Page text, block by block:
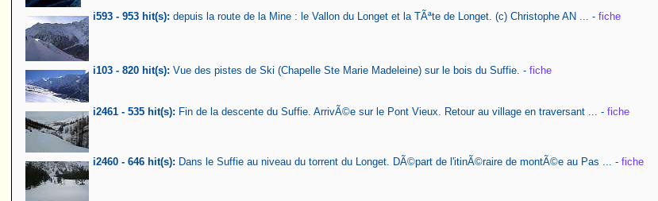
i593 - 953 hit(s): depuis la route de la Mine : le Vallon du Longet et la TÃªte de Longet. (c) Christophe AN ... - fiche
i103 - 820 hit(s): Vue des pistes de Ski (Chapelle Ste Marie Madeleine) sur le bois du Suffie. - fiche
i2461 - 535 hit(s): Fin de la descente du Suffie. ArrivÃ©e sur le Pont Vieux. Retour au village en traversant ... - fiche
i2460 - 646 hit(s): Dans le Suffie au niveau du torrent du Longet. DÃ©part de l'itinÃ©raire de montÃ©e au Pas ... - fiche